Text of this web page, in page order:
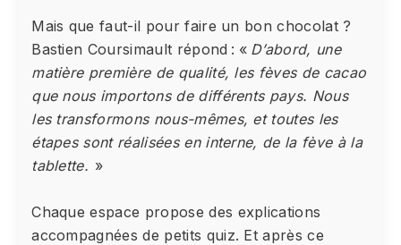
Mais que faut-il pour faire un bon chocolat ?
Bastien Coursimault répond : « D’abord, une
matière première de qualité, les fèves de cacao
que nous importons de différents pays. Nous
les transformons nous-mêmes, et toutes les
étapes sont réalisées en interne, de la fève à la
tablette. »
Chaque espace propose des explications
accompagnées de petits quiz. Et après ce